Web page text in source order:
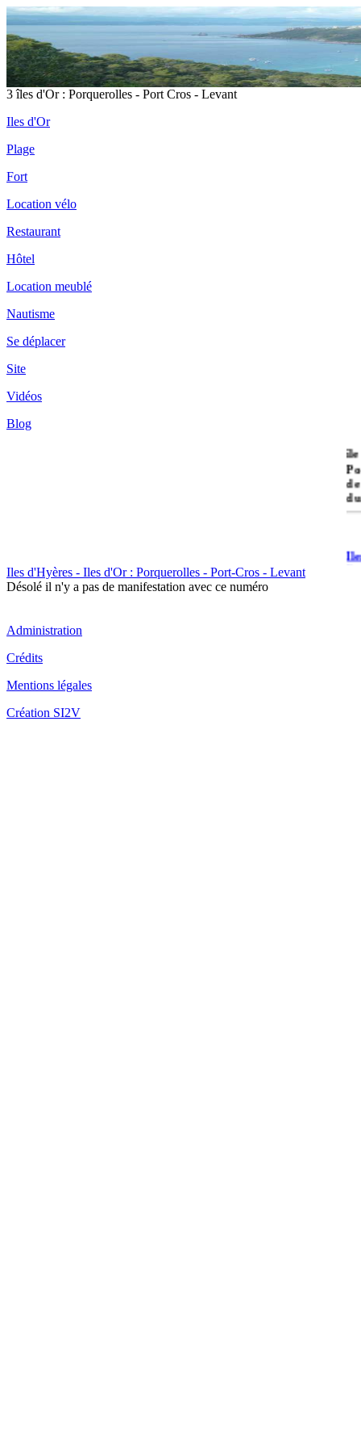
3 îles d'Or : Porquerolles - Port Cros - Levant
Iles d'Or
Plage
Fort
Location vélo
Restaurant
Hôtel
Location meublé
Nautisme
Se déplacer
Site
Vidéos
Blog
île
Iles d'Hyères - Iles d'Or : Porquerolles - Port-Cros - Levant
Désolé il n'y a pas de manifestation avec ce numéro
Administration
Crédits
Mentions légales
Création SI2V